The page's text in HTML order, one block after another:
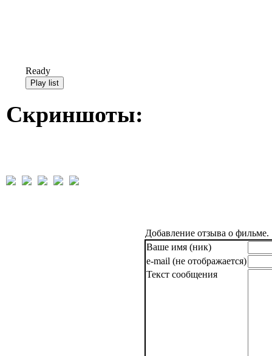
Ready
Скриншоты:
Добавление отзыва о фильме.
Ваше имя (ник)
e-mail (не отображается)
Текст сообщения